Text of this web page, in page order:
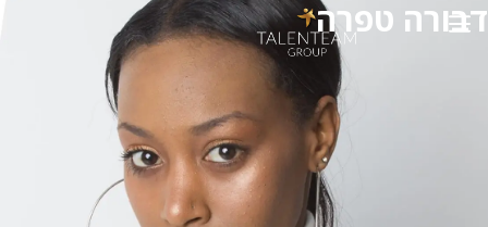
טפרה